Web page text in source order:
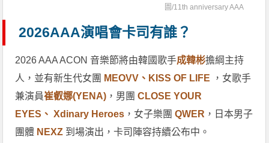
圖/11th anniversary AAA
2026AAA演唱會卡司有誰？
2026 AAA ACON 音樂節將由韓國歌手成韓彬擔綱主持
人，並有新生代女團 MEOVV、KISS OF LIFE
，女歌手
兼演員崔叡娜(YENA) ，男團CLOSE YOUR
EYES、 Xdinary Heroes ，女子樂團 QWER ，日本男子
團體 NEXZ 到場演出，卡司陣容持續公布中。